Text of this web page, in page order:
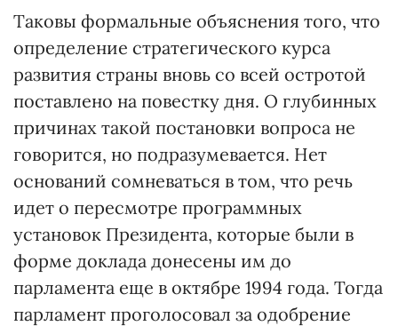
Таковы формальные объяснения того, что
определение стратегического курса
развития страны вновь со всей остротой
поставлено на повестку дня. О глубинных
причинах такой постановки вопроса не
говорится, но подразумевается. Нет
оснований сомневаться в том, что речь
идет о пересмотре программных
установок Президента, которые были в
форме доклада донесены им до
парламента еще в октябре 1994 года. Тогда
парламент проголосовал за одобрение